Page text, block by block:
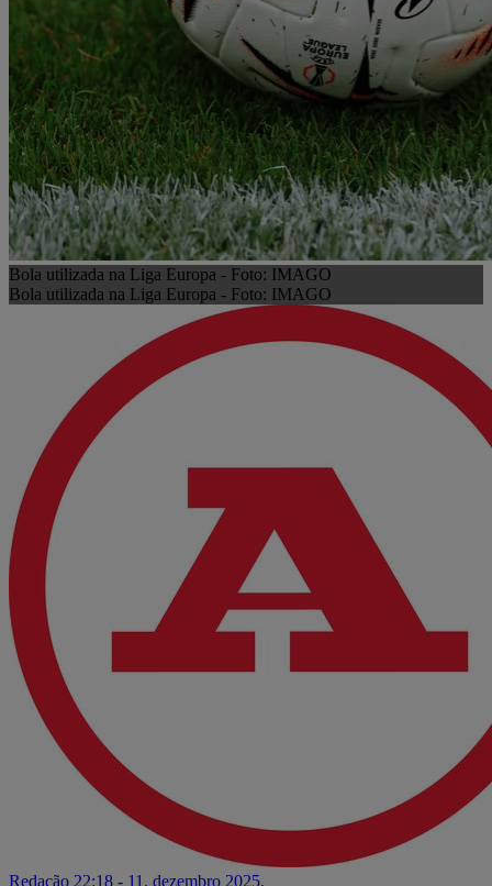
Bola utilizada na Liga Europa - Foto: IMAGO
Bola utilizada na Liga Europa - Foto: IMAGO
Redação 22:18 - 11. dezembro 2025.